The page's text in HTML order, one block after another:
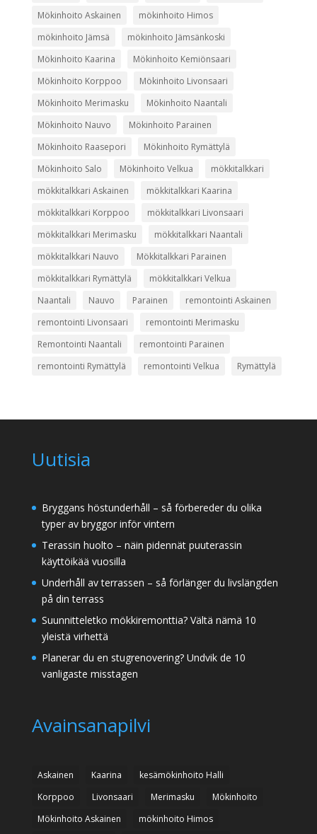
Mökinhoito Askainen
mökinhoito Himos
mökinhoito Jämsä
mökinhoito Jämsänkoski
Mökinhoito Kaarina
Mökinhoito Kemiönsaari
Mökinhoito Korppoo
Mökinhoito Livonsaari
Mökinhoito Merimasku
Mökinhoito Naantali
Mökinhoito Nauvo
Mökinhoito Parainen
Mökinhoito Raasepori
Mökinhoito Rymättylä
Mökinhoito Salo
Mökinhoito Velkua
mökkitalkkari
mökkitalkkari Askainen
mökkitalkkari Kaarina
mökkitalkkari Korppoo
mökkitalkkari Livonsaari
mökkitalkkari Merimasku
mökkitalkkari Naantali
mökkitalkkari Nauvo
Mökkitalkkari Parainen
mökkitalkkari Rymättylä
mökkitalkkari Velkua
Naantali
Nauvo Parainen
remontointi Askainen
remontointi Livonsaari
remontointi Merimasku
Remontointi Naantali
remontointi Parainen
remontointi Rymättylä
remontointi Velkua Rymättylä
Uutisia
Bryggans höstunderhåll – så förbereder du olika
typer av bryggor inför vintern
Terassin huolto – näin pidennät puuterassin
käyttöikää vuosilla
Underhåll av terrassen – så förlänger du livslängden
på din terrass
Suunnitteletko mökkiremonttia? Vältä nämä 10
yleistä virhettä
Planerar du en stugrenovering? Undvik de 10
vanligaste misstagen
Avainsanapilvi
Askainen Kaarina
kesämökinhoito Halli
Korppoo
Livonsaari Merimasku
Mökinhoito
Mökinhoito Askainen
mökinhoito Himos